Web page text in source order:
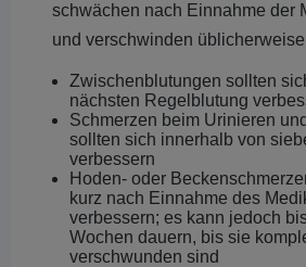
schwächen nach Einnahme der
und verschwinden
Zwischenblutungen sollten
nächsten Regelblutung
Schmerzen beim Urinieren
sollten sich innerhalb von
verbessern
Hoden- oder
kurz nach Einnahme des
verbessern; es kann jedoch
Wochen dauern, bis sie
verschwunden sind